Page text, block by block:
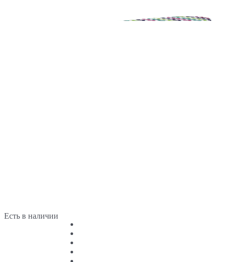
Есть в наличии